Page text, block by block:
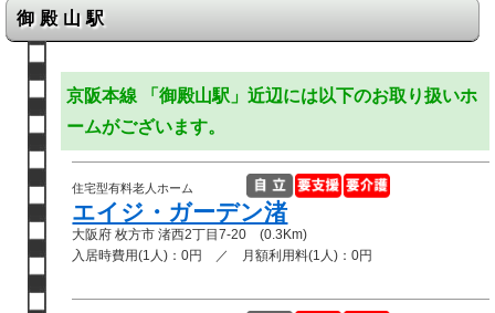
御殿山駅
京阪本線 「御殿山駅」近辺には以下のお取り扱いホ
ームがございます。
住宅型有料老人ホーム
エイジ・ガーデン渚
大阪府 枚方市 渚西2丁目7-20 (0.3Km)
入居時費用(1人)：0円 ／ 月額利用料(1人)：0円